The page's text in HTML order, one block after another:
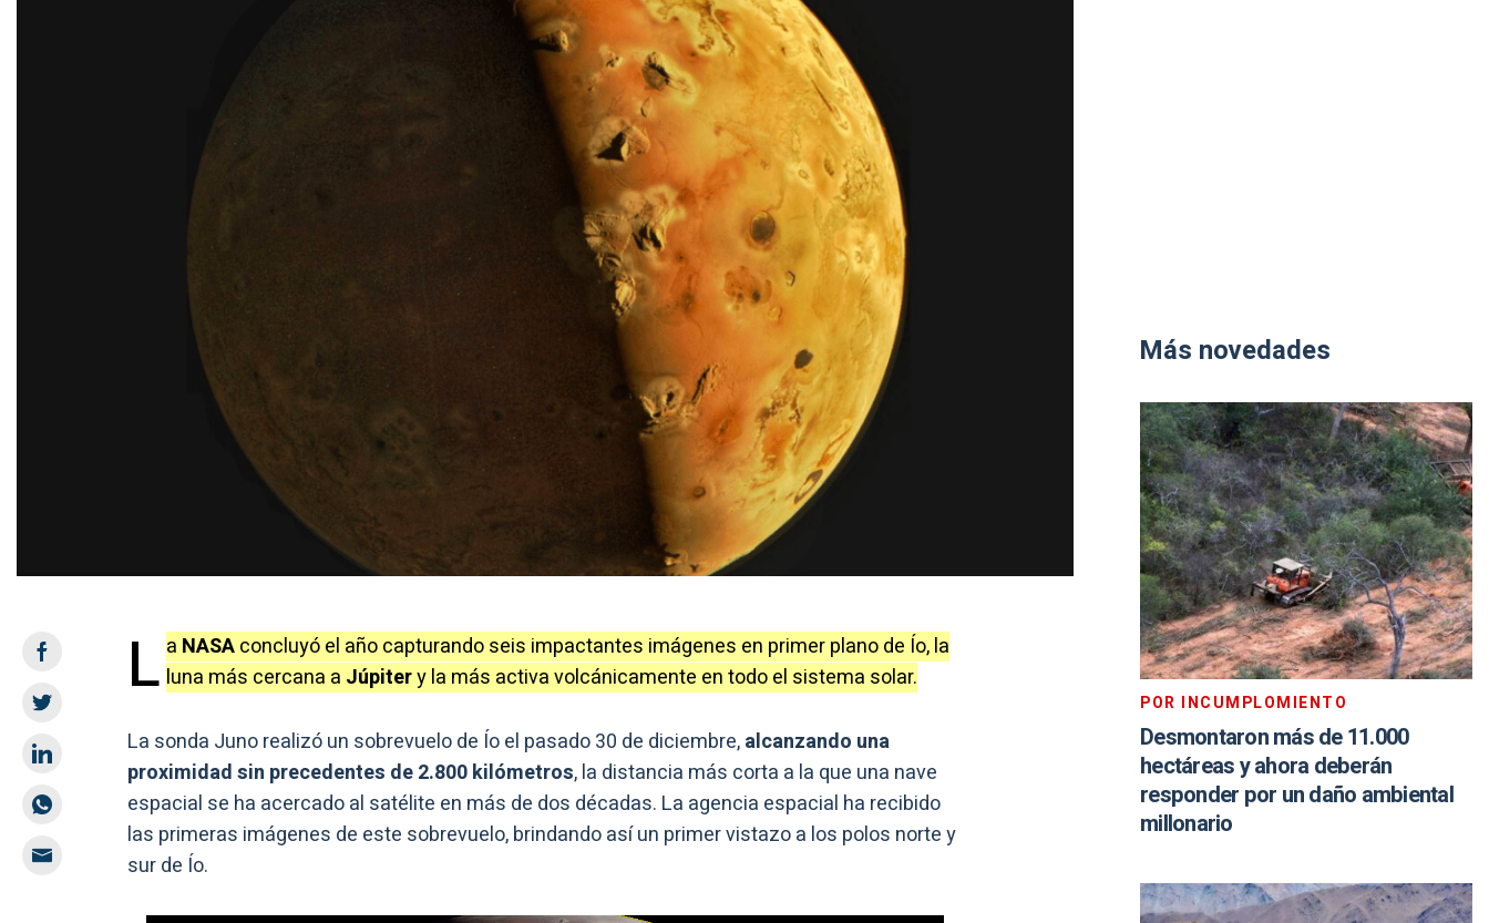
L a NASAconcluyó el año capturando seis impactantes imágenes en primer plano de Ío, la
luna más cercana a Júpitery la más activa volcánicamente en todo el sistema solar.
La sonda Juno realizó un sobrevuelo de Ío el pasado 30 de diciembre,alcanzando una
proximidad sin precedentes de 2.800 kilómetros, la distancia más corta a la que una nave
espacial se ha acercado al satélite en más de dos décadas. La agencia espacial ha recibido
las primeras imágenes de este sobrevuelo, brindando así un primer vistazo a los polos norte y
sur de Ío.
Más novedades
POR INCUMPLOMIENTO
Desmontaron más de 11.000
hectáreas y ahora deberán
responder por un daño ambiental
millonario